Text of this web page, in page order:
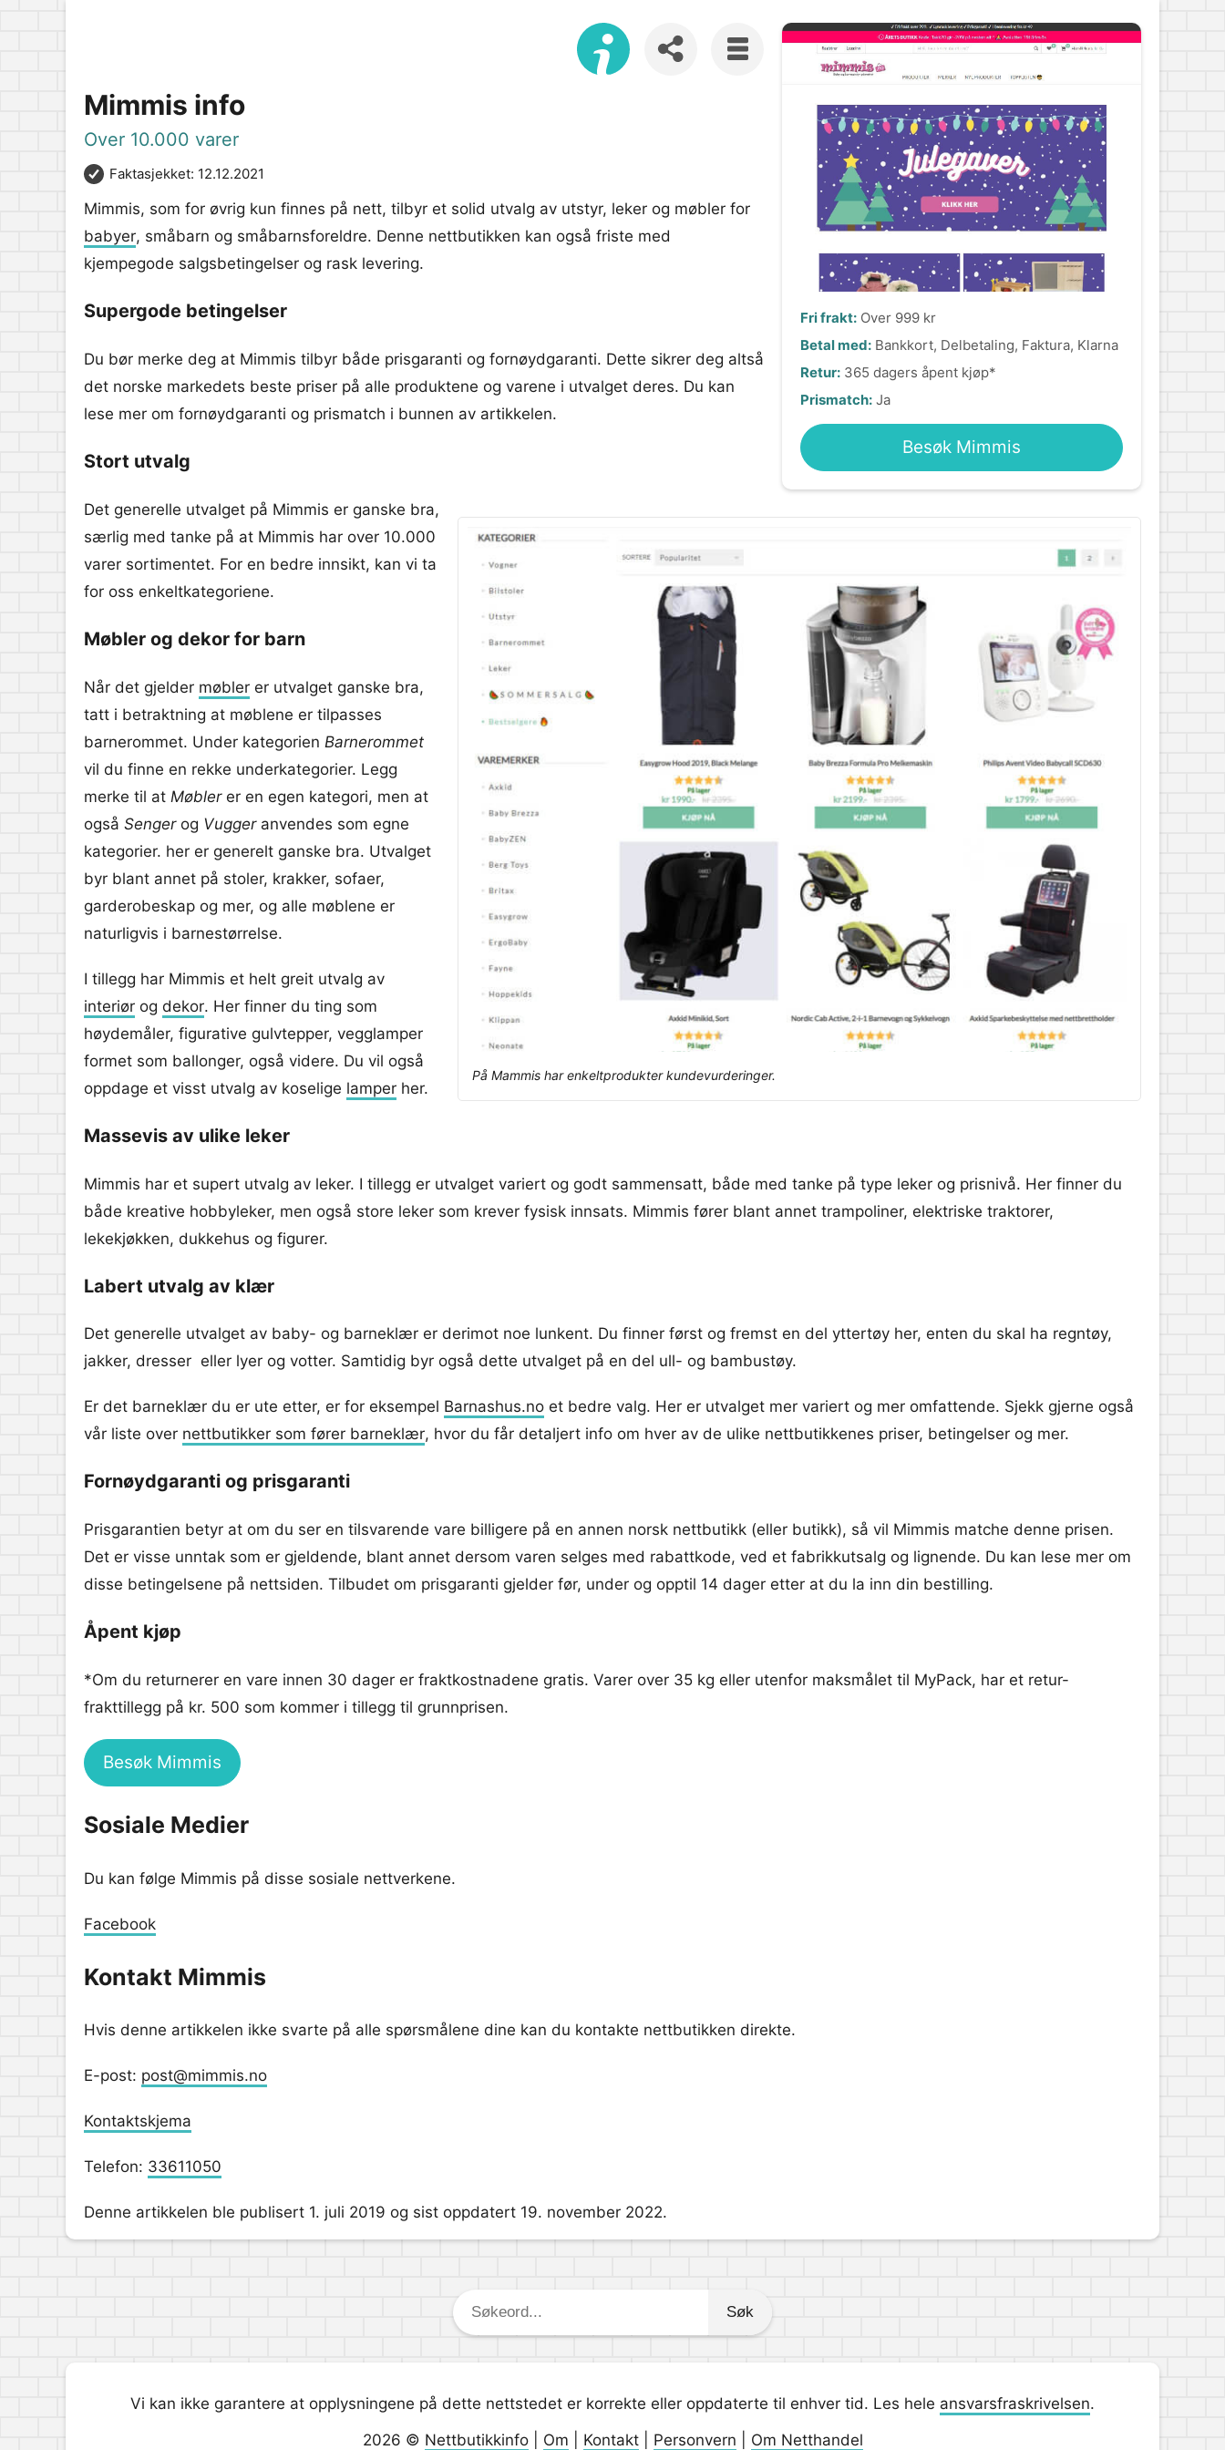
Mimmis info
Over 10.000 varer
Faktasjekket: 12.12.2021
Fri frakt: Over 999 kr
Betal med: Bankkort, Delbetaling, Faktura, Klarna
Retur: 365 dagers åpent kjøp*
Prismatch: Ja
Besøk Mimmis
Mimmis, som for øvrig kun finnes på nett, tilbyr et solid utvalg av utstyr, leker og møbler for
babyer, småbarn og småbarnsforeldre. Denne nettbutikken kan også friste med
kjempegode salgsbetingelser og rask levering.
Supergode betingelser
Du bør merke deg at Mimmis tilbyr både prisgaranti og fornøydgaranti. Dette sikrer deg altså
det norske markedets beste priser på alle produktene og varene i utvalget deres. Du kan
lese mer om fornøydgaranti og prismatch i bunnen av artikkelen.
Stort utvalg
På Mammis har enkeltprodukter kundevurderinger.
Det generelle utvalget på Mimmis er ganske bra,
særlig med tanke på at Mimmis har over 10.000
varer sortimentet. For en bedre innsikt, kan vi ta
for oss enkeltkategoriene.
Møbler og dekor for barn
Når det gjelder møbler er utvalget ganske bra,
tatt i betraktning at møblene er tilpasses
barnerommet. Under kategorien Barnerommet
vil du finne en rekke underkategorier. Legg
merke til at Møblerer en egen kategori, men at
også Sengerog Vuggeranvendes som egne
kategorier. her er generelt ganske bra. Utvalget
byr blant annet på stoler, krakker, sofaer,
garderobeskap og mer, og alle møblene er
naturligvis i barnestørrelse.
I tillegg har Mimmis et helt greit utvalg av
interiør og dekor. Her finner du ting som
høydemåler, figurative gulvtepper, vegglamper
formet som ballonger, også videre. Du vil også
oppdage et visst utvalg av koselige lamper her.
Massevis av ulike leker
Mimmis har et supert utvalg av leker. I tillegg er utvalget variert og godt sammensatt, både med tanke på type leker og prisnivå. Her finner du
både kreative hobbyleker, men også store leker som krever fysisk innsats. Mimmis fører blant annet trampoliner, elektriske traktorer,
lekekjøkken, dukkehus og figurer.
Labert utvalg av klær
Det generelle utvalget av baby- og barneklær er derimot noe lunkent. Du finner først og fremst en del yttertøy her, enten du skal ha regntøy,
jakker, dresser eller lyer og votter. Samtidig byr også dette utvalget på en del ull- og bambustøy.
Er det barneklær du er ute etter, er for eksempel Barnashus.no et bedre valg. Her er utvalget mer variert og mer omfattende. Sjekk gjerne også
vår liste over nettbutikker som fører barneklær, hvor du får detaljert info om hver av de ulike nettbutikkenes priser, betingelser og mer.
Fornøydgaranti og prisgaranti
Prisgarantien betyr at om du ser en tilsvarende vare billigere på en annen norsk nettbutikk (eller butikk), så vil Mimmis matche denne prisen.
Det er visse unntak som er gjeldende, blant annet dersom varen selges med rabattkode, ved et fabrikkutsalg og lignende. Du kan lese mer om
disse betingelsene på nettsiden. Tilbudet om prisgaranti gjelder før, under og opptil 14 dager etter at du la inn din bestilling.
Åpent kjøp
*Om du returnerer en vare innen 30 dager er fraktkostnadene gratis. Varer over 35 kg eller utenfor maksmålet til MyPack, har et retur-
frakttillegg på kr. 500 som kommer i tillegg til grunnprisen.
Besøk Mimmis
Sosiale Medier
Du kan følge Mimmis på disse sosiale nettverkene.
Facebook
Kontakt Mimmis
Hvis denne artikkelen ikke svarte på alle spørsmålene dine kan du kontakte nettbutikken direkte.
E-post: post@mimmis.no
Kontaktskjema
Telefon: 33611050
Denne artikkelen ble publisert 1. juli 2019 og sist oppdatert 19. november 2022.
Søkeord:
Vi kan ikke garantere at opplysningene på dette nettstedet er korrekte eller oppdaterte til enhver tid. Les hele ansvarsfraskrivelsen.
2026 © Nettbutikkinfo| Om Kontakt| Personvern Om Netthandel